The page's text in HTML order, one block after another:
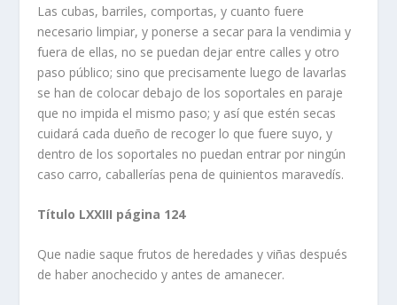
Las cubas, barriles, comportas, y cuanto fuere
necesario limpiar, y ponerse a secar para la vendimia y
fuera de ellas, no se puedan dejar entre calles y otro
paso público; sino que precisamente luego de lavarlas
se han de colocar debajo de los soportales en paraje
que no impida el mismo paso; y así­ que estén secas
cuidará cada dueño de recoger lo que fuere suyo, y
dentro de los soportales no puedan entrar por ningún
caso carro, caballerí­as pena de quinientos maravedí­s.
Tí­tulo LXXIII página 124
Que nadie saque frutos de heredades y viñas después
de haber anochecido y antes de amanecer.